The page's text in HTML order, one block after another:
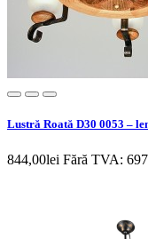
Lustră Roată D30 0053 –
844,00lei Fără TVA: